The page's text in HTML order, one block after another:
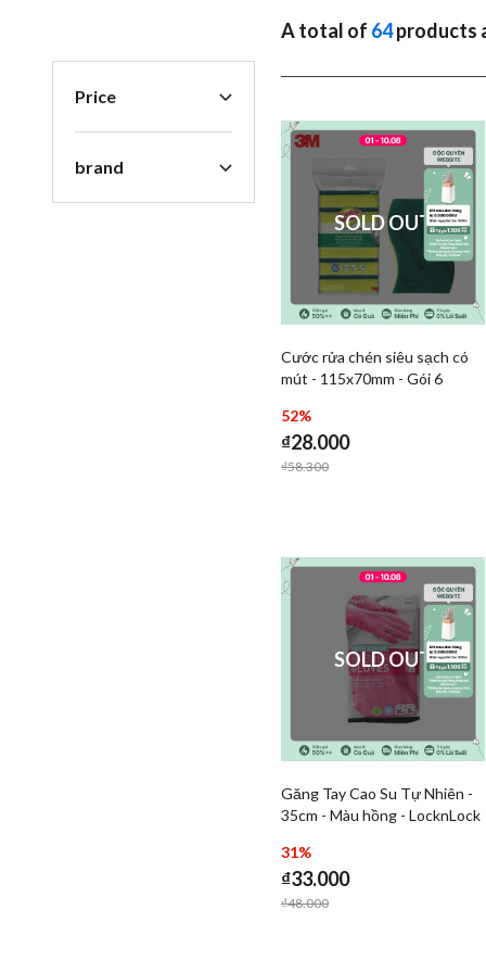
Price
brand
A total of 64products
SOLD OUT
Add Cước rửa chén
Add
Cước rửa chén siêu sạch có
mút - 115x70mm - Gói 6
52%
₫28.000
Price reduced from
₫58.300to
SOLD OUT
Add Găng Tay Cao
Add
Găng Tay Cao Su Tự Nhiên -
35cm - Màu hồng - LocknLock
31%
₫33.000
Price reduced from
₫48.000to